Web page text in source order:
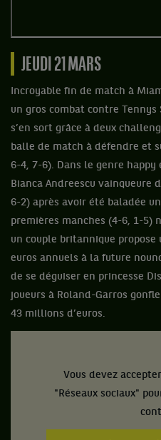
JEUDI 21 MARS
Incroyable fin de match à
un gros combat contre
s’en sort grâce à deux
balle de match à défendre et
6-4, 7-6). Dans le genre
Bianca Andreescu vainqueure
6-2) après avoir été baladée
premières manches (4-6, 1-5)
un couple britannique
euros annuels à la future
de se déguiser en princesse
joueurs à Roland-Garros
43 millions d’euros.
Vous devez
"Réseaux sociaux"